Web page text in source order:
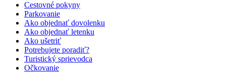
Cestovné pokyny
Parkovanie
Ako objednať dovolenku
Ako objednať letenku
Ako ušetriť
Potrebujete poradiť?
Turistický sprievodca
Očkovanie